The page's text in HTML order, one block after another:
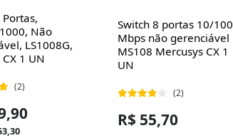
Não
LS1008G,
1 UN
(2)
Switch 8 portas 10/100
Mbps não gerenciável
MS108 Mercusys CX 1
UN
(2)
R$ 55,70